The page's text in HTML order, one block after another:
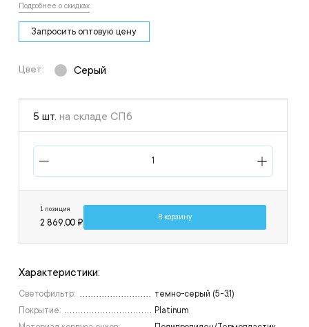
Подробнее о скидках
Запросить оптовую цену
Цвет: Серый
5 шт. на складе СПб
1 позиция
2 869,00 ₽
В корзину
Характеристики:
Светофильтр:
темно-серый (5-3,1)
Покрытие:
Platinum